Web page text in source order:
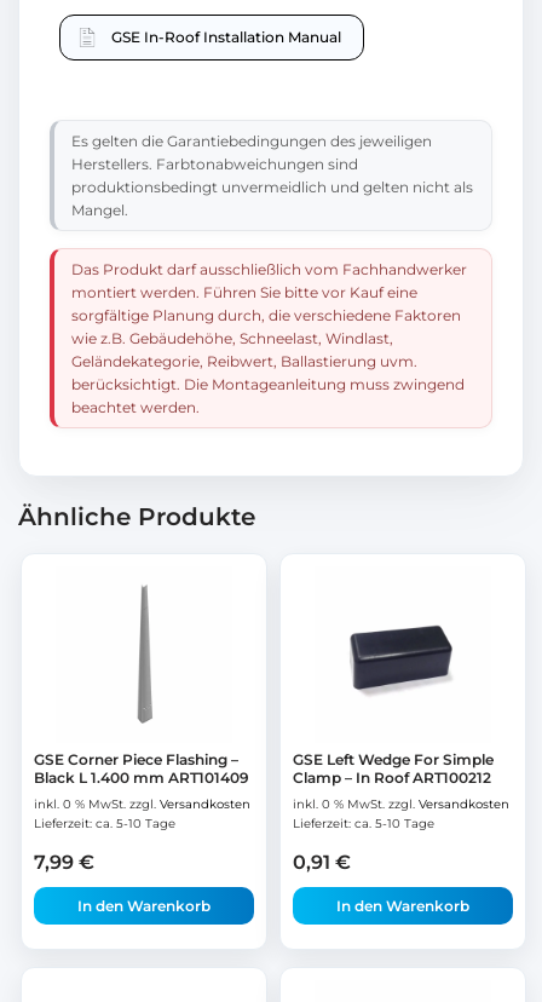
GSE In-Roof Installation Manual
Es gelten die Garantiebedingungen des jeweiligen
Herstellers. Farbtonabweichungen sind
produktionsbedingt unvermeidlich und gelten nicht als
Mangel.
Das Produkt darf ausschließlich vom Fachhandwerker
montiert werden. Führen Sie bitte vor Kauf eine
sorgfältige Planung durch, die verschiedene Faktoren
wie z.B. Gebäudehöhe, Schneelast, Windlast,
Geländekategorie, Reibwert, Ballastierung uvm.
berücksichtigt. Die Montageanleitung muss zwingend
beachtet werden.
Ähnliche Produkte
GSE Corner Piece Flashing –
Black L 1.400 mm ART101409
inkl. 0 % MwSt. zzgl. Versandkosten
Lieferzeit: ca. 5-10 Tage
7,99 €
In den Warenkorb
GSE Left Wedge For Simple
Clamp – In Roof ART100212
inkl. 0 % MwSt. zzgl. Versandkosten
Lieferzeit: ca. 5-10 Tage
0,91 €
In den Warenkorb